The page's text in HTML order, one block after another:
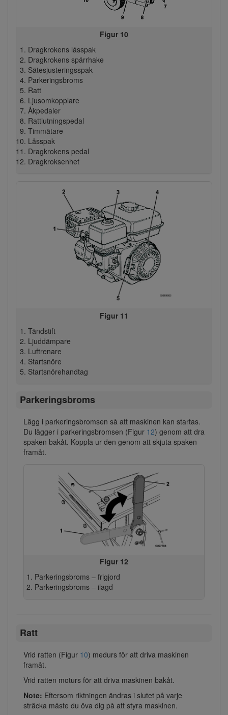
Figur 10
Dragkrokens låsspak
Dragkrokens spärrhake
Sätesjusteringsspak
Parkeringsbroms
Ratt
Ljusomkopplare
Åkpedaler
Rattlutningspedal
Timmätare
Låsspak
Dragkrokens pedal
Dragkroksenhet
Figur 11
Tändstift
Ljuddämpare
Luftrenare
Startsnöre
Startsnörehandtag
Parkeringsbroms
Lägg i parkeringsbromsen så att maskinen kan startas.
Du lägger i parkeringsbromsen (Figur 12) genom att dra
spaken bakåt. Koppla ur den genom att skjuta spaken
framåt.
Figur 12
Parkeringsbroms – frigjord
Parkeringsbroms – ilagd
Ratt
Vrid ratten (Figur 10) medurs för att driva maskinen
framåt.
Vrid ratten moturs för att driva maskinen bakåt.
Note: Eftersom riktningen ändras i slutet på varje
sträcka måste du öva dig på att styra maskinen.